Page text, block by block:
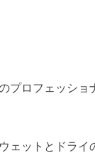
プロフェッショ
ェットとドライ